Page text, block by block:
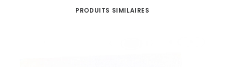
PRODUITS SIMILAIRES